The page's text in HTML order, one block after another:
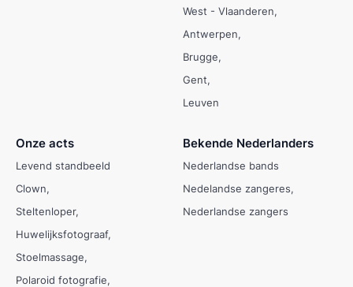
West - Vlaanderen
Antwerpen
Brugge
Gent
Leuven
Onze acts
Levend standbeeld
Clown
Steltenloper
Huwelijksfotograaf
Stoelmassage
Polaroid fotografie
Bekende Nederlanders
Nederlandse bands
Nedelandse zangeres
Nederlandse zangers